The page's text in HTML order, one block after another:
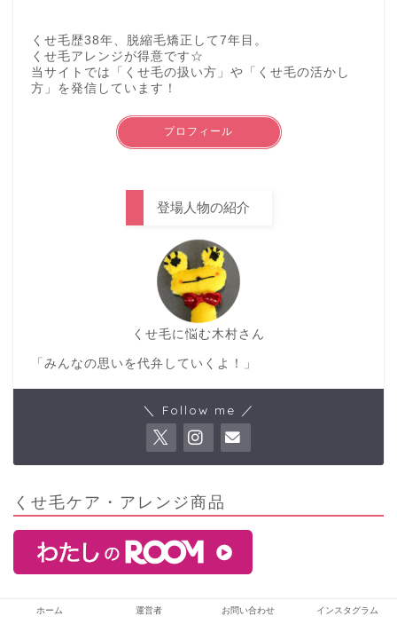
くせ毛歴38年、脱縮毛矯正して7年目。
くせ毛アレンジが得意です☆
当サイトでは「くせ毛の扱い方」や「くせ毛の活かし
方」を発信しています！
プロフィール
登場人物の紹介
くせ毛に悩む木村さん
「みんなの思いを代弁していくよ！」
＼ Follow me ／
くせ毛ケア・アレンジ商品
ホーム 運営者 お問い合わせ インスタグラム